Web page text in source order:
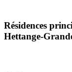
Résidences
Hettange-